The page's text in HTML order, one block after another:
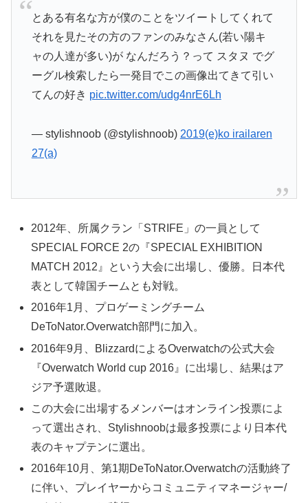
とある有名な方が僕のことをツイートしてくれて
それを見たその方のファンのみなさん(若い陽キ
ャの人達が多い)が なんだろう？って スタヌ でグ
ーグル検索したら一発目でこの画像出てきて引い
てんの好き pic.twitter.com/udg4nrE6Lh
— stylishnoob (@stylishnoob) 2019(e)ko irailaren
27(a)
2012年、所属クラン「STRIFE」の一員として
SPECIAL FORCE 2の『SPECIAL EXHIBITION
MATCH 2012』という大会に出場し、優勝。日本代
表として韓国チームとも対戦。
2016年1月、プロゲーミングチーム
DeToNator.Overwatch部門に加入。
2016年9月、BlizzardによるOverwatchの公式大会
『Overwatch World cup 2016』に出場し、結果はア
ジア予選敗退。
この大会に出場するメンバーはオンライン投票によ
って選出され、Stylishnoobは最多投票により日本代
表のキャプテンに選出。
2016年10月、第1期DeToNator.Overwatchの活動終了
に伴い、プレイヤーからコミュニティマネージャー/